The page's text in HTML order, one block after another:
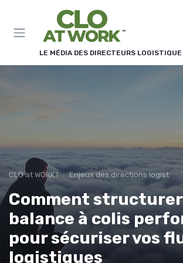
LE MÉDIA DES DIRECTEURS LOGISTIQUE
CLO at WORK ! Enjeux des directions logistiques
Comment
balance à colis
pour sécuriser vos
logistiques
Panneau de gestion des cookies